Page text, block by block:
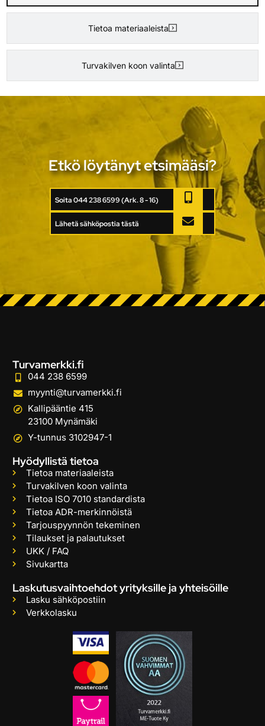
Tietoa materiaaleista
Turvakilven koon valinta
Etkö löytänyt etsimääsi?
Soita 044 238 6599 (Ark. 8 - 16)
Lähetä sähköpostia tästä
Turvamerkki.fi
044 238 6599
myynti@turvamerkki.fi
Kallipääntie 415
23100 Mynämäki
Y-tunnus 3102947-1
Hyödyllistä tietoa
Tietoa materiaaleista
Turvakilven koon valinta
Tietoa ISO 7010 standardista
Tietoa ADR-merkinnöistä
Tarjouspyynnön tekeminen
Tilaukset ja palautukset
UKK / FAQ
Sivukartta
Laskutusvaihtoehdot yrityksille ja yhteisöille
Lasku sähköpostiin
Verkkolasku